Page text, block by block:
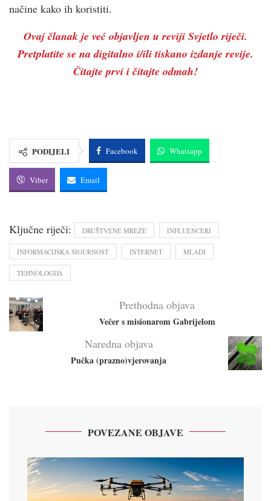
načine kako ih koristiti.
Ovaj članak je već objavljen u reviji Svjetlo riječi.
Pretplatite se na digitalno i/ili tiskano izdanje revije.
Čitajte prvi i čitajte odmah!
PODIJELI Facebook Whatsapp
Viber Email
Ključne riječi: DRUŠTVENE MREŽE INFLUENCERI
INFORMACIJSKA SIGURNOST INTERNET MLADI
TEHNOLOGIJA
Prethodna objava
Večer s misionarom Gabrijelom
Naredna objava
Pučka (prazno)vjerovanja
POVEZANE OBJAVE